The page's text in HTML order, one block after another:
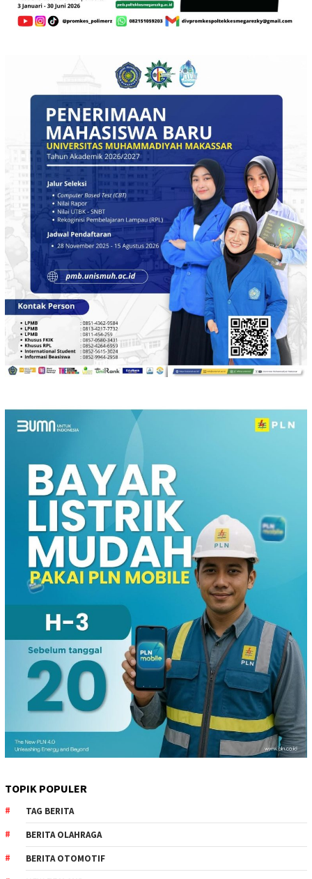
TOPIK POPULER
TAG BERITA
BERITA OLAHRAGA
BERITA OTOMOTIF